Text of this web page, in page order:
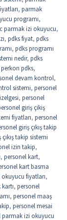
, parmak
programı,
parmak izi okuyucu,
, pdks fiyat, pdks
, pdks programı
nedir, pdks
perkon pdks,
devam kontrol,
sistemi, personel
, personel
giriş çikiş
fiyatları, personel
giriş çıkış takip
takip sistemi
izin takip,
, personel kart,
kart basma
fiyatları,
, personel
, personel maaş
, personel mesai
parmak izi okuyucu